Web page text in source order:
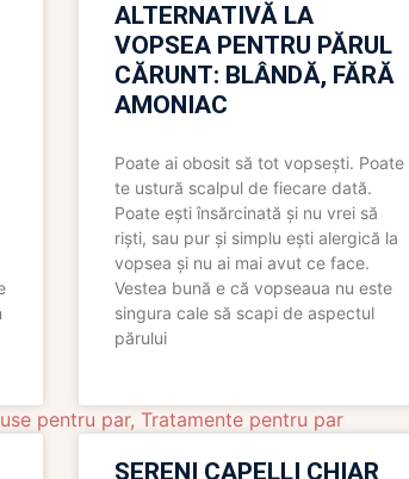
ALTERNATIVĂ LA
VOPSEA PENTRU PĂRUL
CĂRUNT: BLÂNDĂ, FĂRĂ
AMONIAC
Poate ai obosit să tot vopsești. Poate
te ustură scalpul de fiecare dată.
Poate ești însărcinată și nu vrei să
riști, sau pur și simplu ești alergică la
vopsea și nu ai mai avut ce face.
Vestea bună e că vopseaua nu este
singura cale să scapi de aspectul
părului
pentru par, Tratamente pentru par
SERENI CAPELLI CHIAR